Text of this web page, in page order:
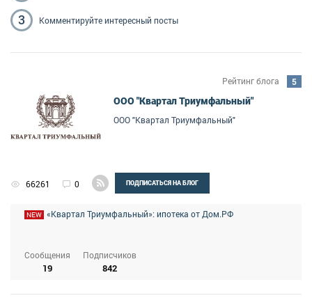
3 Комментируйтеинтересный посты
ООО "Квартал Триумфальный"
ООО "Квартал Триумфальный"
66261 0 ПОДПИСАТЬСЯ НА БЛОГ
Сообщения
19
Подписчиков
842
NEW «Квартал Триумфальный»: ипотека от Дом.РФ
Рейтинг блога 5